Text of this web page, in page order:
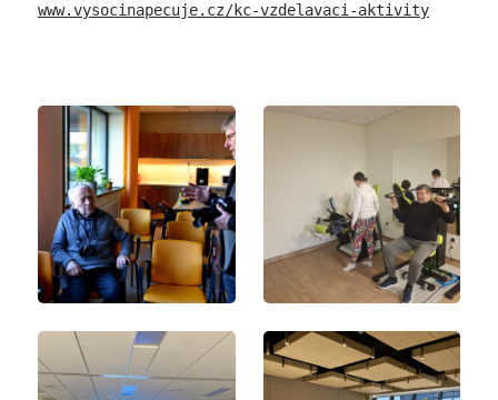
www.vysocinapecuje.cz/kc-vzdelavaci-aktivity